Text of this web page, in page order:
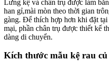
Lưng kệ và chân trụ được làm
han gỉ,mài mòn theo thời gian
gàng. Để thích hợp hơn khi đặt
mại, phần chân trụ được thiết kế
dàng di chuyển.
Kích thước mẫu kệ rau